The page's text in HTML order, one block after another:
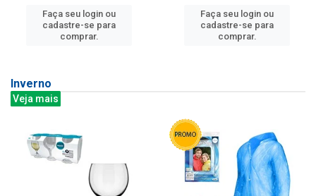
Faça seu login ou
cadastre-se para
comprar.
Faça seu login ou
cadastre-se para
comprar.
Inverno
Veja mais